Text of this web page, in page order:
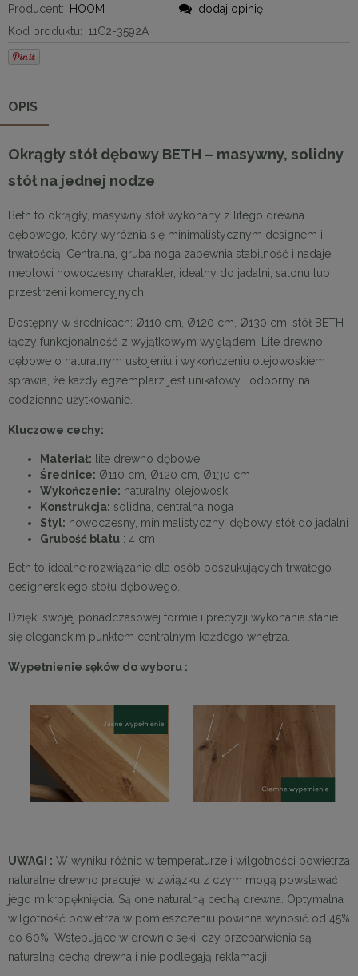
Producent:
HOOM
Kod produktu: 11C2-3592A
dodaj opinię
OPIS
Okrągły stół dębowy BETH – masywny, solidny
stół na jednej nodze
Beth to okrągły, masywny stół wykonany z litego drewna
dębowego, który wyróżnia się minimalistycznym designem i
trwałością. Centralna, gruba noga zapewnia stabilność i nadaje
meblowi nowoczesny charakter, idealny do jadalni, salonu lub
przestrzeni komercyjnych.
Dostępny w średnicach: Ø110 cm, Ø120 cm, Ø130 cm, stół BETH
łączy funkcjonalność z wyjątkowym wyglądem. Lite drewno
dębowe o naturalnym usłojeniu i wykończeniu olejowoskiem
sprawia, że każdy egzemplarz jest unikatowy i odporny na
codzienne użytkowanie.
Kluczowe cechy:
Materiał: lite drewno dębowe
Średnice: Ø110 cm, Ø120 cm, Ø130 cm
Wykończenie: naturalny olejowosk
Konstrukcja: solidna, centralna noga
Styl: nowoczesny, minimalistyczny, dębowy stół do jadalni
Grubość blatu : 4 cm
Beth to idealne rozwiązanie dla osób poszukujących trwałego i
designerskiego stołu dębowego.
Dzięki swojej ponadczasowej formie i precyzji wykonania stanie
się eleganckim punktem centralnym każdego wnętrza.
Wypełnienie sęków do wyboru :
UWAGI : W wyniku różnic w temperaturze i wilgotności powietrza
naturalne drewno pracuje, w związku z czym mogą powstawać
jego mikropęknięcia. Są one naturalną cechą drewna. Optymalna
wilgotność powietrza w pomieszczeniu powinna wynosić od 45%
do 60%. Wstępujące w drewnie sęki, czy przebarwienia są
naturalną cechą drewna i nie podlegają reklamacji.